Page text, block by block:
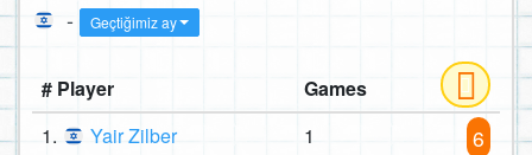
- Geçtiğimiz ay
# Player
Games
1.
Yair Zilber 1 6